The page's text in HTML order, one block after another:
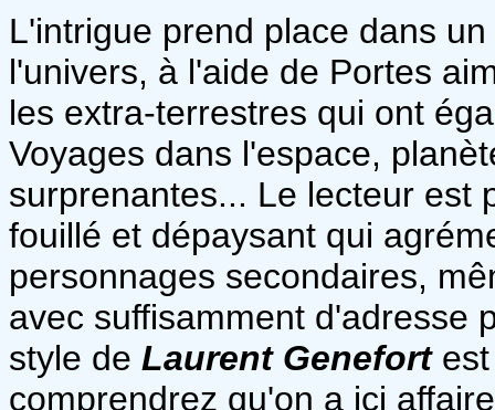
L'intrigue prend place dans
l'univers, à l'aide de Portes
les extra-terrestres qui ont
Voyages dans l'espace,
surprenantes... Le lecteur est
fouillé et dépaysant qui
personnages secondaires,
avec suffisamment d'adresse
style de Laurent Genefortest
comprendrez qu'on a ici